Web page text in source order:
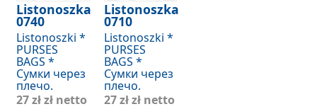
Listonoszka
0740
Listonoszki *
PURSES
BAGS *
Сумки через
плечо.
27 złzł netto
Listonoszka
0710
Listonoszki *
PURSES
BAGS *
Сумки через
плечо.
27 złzł netto